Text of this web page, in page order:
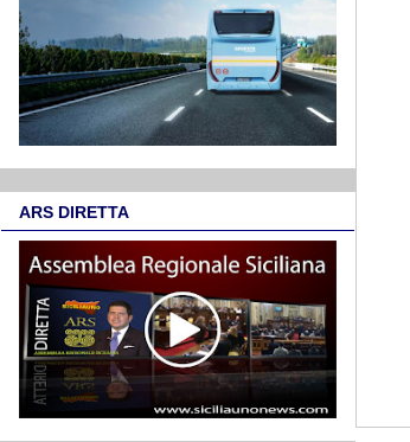
ARS DIRETTA